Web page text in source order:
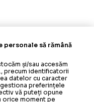
personale să rămână
și/sau accesăm
precum identificatorii
datelor cu caracter
preferințele
vă puteți opune
orice moment pe